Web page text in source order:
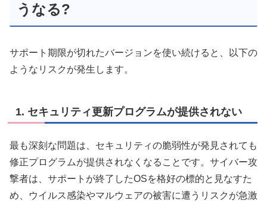
うなる?
サポート期限が切れたバージョンを使い続けると、以下の
ようなリスクが発生します。
1. セキュリティ更新プログラムが提供されない
最も深刻な問題は、セキュリティの脆弱性が発見されても
修正プログラムが提供されなくなることです。サイバー攻
撃者は、サポートが終了したOSを格好の標的と見なすた
め、ウイルス感染やマルウェアの被害に遭うリスクが急激